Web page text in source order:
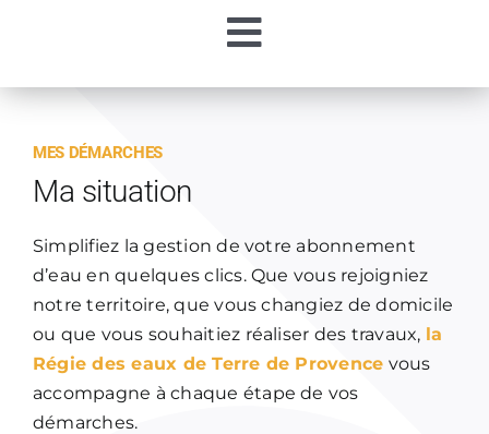
Toggle
Navigation
Ma Régie
Mon Eau
Mes Démarches
Contacts
MES DÉMARCHES
Ma situation
Simplifiez la gestion de votre abonnement
d’eau en quelques clics. Que vous rejoigniez
notre territoire, que vous changiez de domicile
ou que vous souhaitiez réaliser des travaux, la
Régie des eaux de Terre de Provence vous
accompagne à chaque étape de vos
démarches.